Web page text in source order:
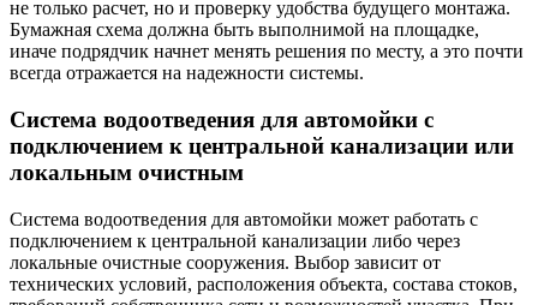
не только расчет, но и проверку удобства будущего монтажа.
Бумажная схема должна быть выполнимой на площадке,
иначе подрядчик начнет менять решения по месту, а это почти
всегда отражается на надежности системы.
Система водоотведения для автомойки с
подключением к центральной канализации или
локальным очистным
Система водоотведения для автомойки может работать с
подключением к центральной канализации либо через
локальные очистные сооружения. Выбор зависит от
технических условий, расположения объекта, состава стоков,